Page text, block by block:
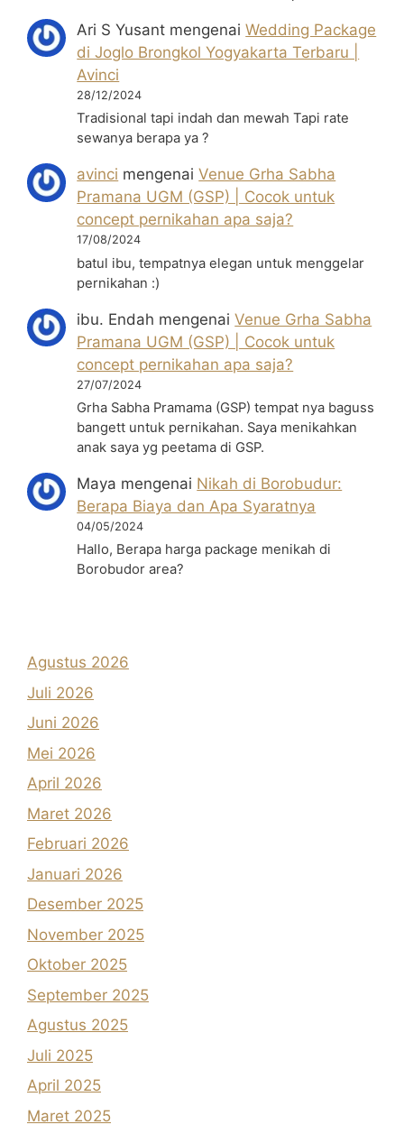
Ari S Yusant mengenaiWedding Package
di Joglo Brongkol Yogyakarta Terbaru |
Avinci
28/12/2024
Tradisional tapi indah dan mewah Tapi rate
sewanya berapa ya ?
avinci mengenaiVenue Grha Sabha
Pramana UGM (GSP) | Cocok untuk
concept pernikahan apa saja?
17/08/2024
batul ibu, tempatnya elegan untuk menggelar
pernikahan :)
ibu. Endah mengenaiVenue Grha Sabha
Pramana UGM (GSP) | Cocok untuk
concept pernikahan apa saja?
27/07/2024
Grha Sabha Pramama (GSP) tempat nya baguss
bangett untuk pernikahan. Saya menikahkan
anak saya yg peetama di GSP.
Maya mengenai Nikah di Borobudur:
Berapa Biaya dan Apa Syaratnya
04/05/2024
Hallo, Berapa harga package menikah di
Borobudor area?
Agustus 2026
Juli 2026
Juni 2026
Mei 2026
April 2026
Maret 2026
Februari 2026
Januari 2026
Desember 2025
November 2025
Oktober 2025
September 2025
Agustus 2025
Juli 2025
April 2025
Maret 2025